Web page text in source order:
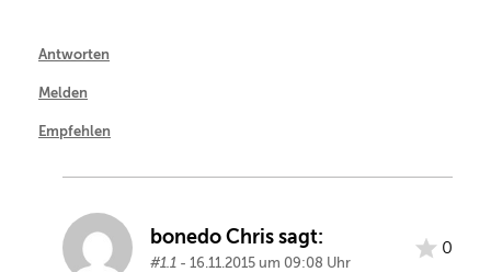
Antworten
Melden
Empfehlen
bonedo Chris sagt:
#1.1 - 16.11.2015 um 09:08 Uhr
0